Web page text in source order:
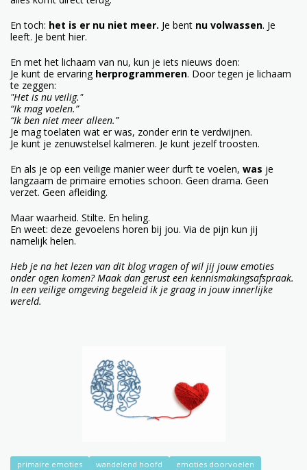
En toch: het is er nu niet meer. Je bent nu volwassen. Je
leeft. Je bent hier.
En met het lichaam van nu, kun je iets nieuws doen:
Je kunt de ervaring herprogrammeren. Door tegen je lichaam
te zeggen:
"Het is nu veilig."
“Ik mag voelen.”
“Ik ben niet meer alleen.”
Je mag toelaten wat er was, zonder erin te verdwijnen.
Je kunt je zenuwstelsel kalmeren. Je kunt jezelf troosten.
En als je op een veilige manier weer durft te voelen, was je
langzaam de primaire emoties schoon. Geen drama. Geen
verzet. Geen afleiding.
Maar waarheid. Stilte. En heling.
En weet: deze gevoelens horen bij jou. Via de pijn kun jij
namelijk helen.
Heb je na het lezen van dit blog vragen of wil jij jouw emoties
onder ogen komen? Maak dan gerust een kennismakingsafspraak.
In een veilige omgeving begeleid ik je graag in jouw innerlijke
wereld.
primaire emoties wandelend hoofd
emoties doorvoelen